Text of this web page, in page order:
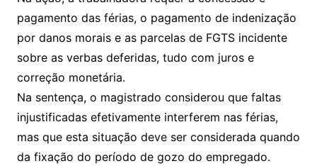
pagamento das férias, o pagamento de indenização
por danos morais e as parcelas de FGTS incidente
sobre as verbas deferidas, tudo com juros e
correção monetária.
Na sentença, o magistrado considerou que faltas
injustificadas efetivamente interferem nas férias,
mas que esta situação deve ser considerada quando
da fixação do período de gozo do empregado.